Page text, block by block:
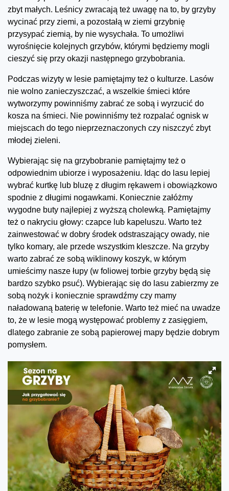
zbyt małych. Leśnicy zwracają też uwagę na to, by grzyby
wycinać przy ziemi, a pozostałą w ziemi grzybnię
przysypać ziemią, by nie wysychała. To umożliwi
wyrośnięcie kolejnych grzybów, którymi będziemy mogli
cieszyć się przy okazji następnego grzybobrania.
Podczas wizyty w lesie pamiętajmy też o kulturze. Lasów
nie wolno zanieczyszczać, a wszelkie śmieci które
wytworzymy powinniśmy zabrać ze sobą i wyrzucić do
kosza na śmieci. Nie powinniśmy też rozpalać ognisk w
miejscach do tego nieprzeznaczonych czy niszczyć zbyt
młodej zieleni.
Wybierając się na grzybobranie pamiętajmy też o
odpowiednim ubiorze i wyposażeniu. Idąc do lasu lepiej
wybrać kurtkę lub bluzę z długim rękawem i obowiązkowo
spodnie z długimi nogawkami. Koniecznie załóżmy
wygodne buty najlepiej z wyższą cholewką. Pamiętajmy
też o nakryciu głowy: czapce lub kapeluszu. Warto też
zainwestować w dobry środek odstraszający owady, nie
tylko komary, ale przede wszystkim kleszcze. Na grzyby
warto zabrać ze sobą wiklinowy koszyk, w którym
umieścimy nasze łupy (w foliowej torbie grzyby będą się
bardzo szybko psuć). Wybierając się do lasu zabierzmy ze
sobą nożyk i koniecznie sprawdźmy czy mamy
naładowaną baterię w telefonie. Warto też mieć na uwadze
to, że w lesie mogą występować problemy z zasięgiem,
dlatego zabranie ze sobą papierowej mapy będzie dobrym
pomysłem.